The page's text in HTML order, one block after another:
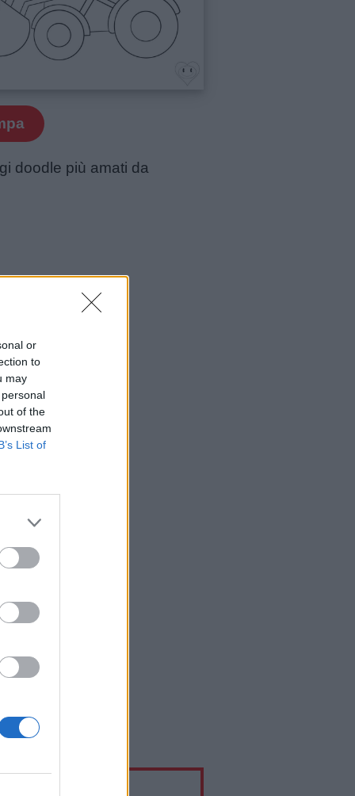
or
to
may
of the
List of
doodle più amati da